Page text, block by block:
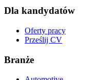
Dla kandydatów
Oferty pracy
Prześlij CV
Branże